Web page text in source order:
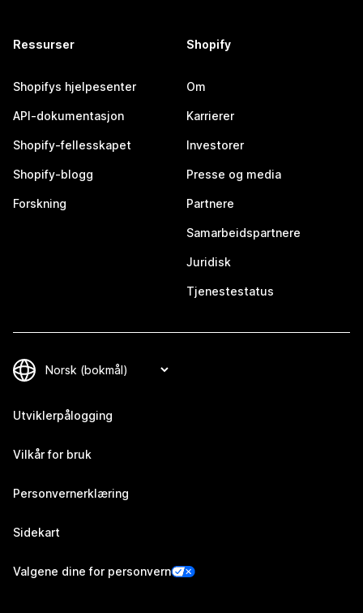
Ressurser
Shopifys hjelpesenter
API-dokumentasjon
Shopify-fellesskapet
Shopify-blogg
Forskning
Shopify
Om
Karrierer
Investorer
Presse og media
Partnere
Samarbeidspartnere
Juridisk
Tjenestestatus
Utviklerpålogging
Vilkår for bruk
Personvernerklæring
Sidekart
Valgene dine for personvern